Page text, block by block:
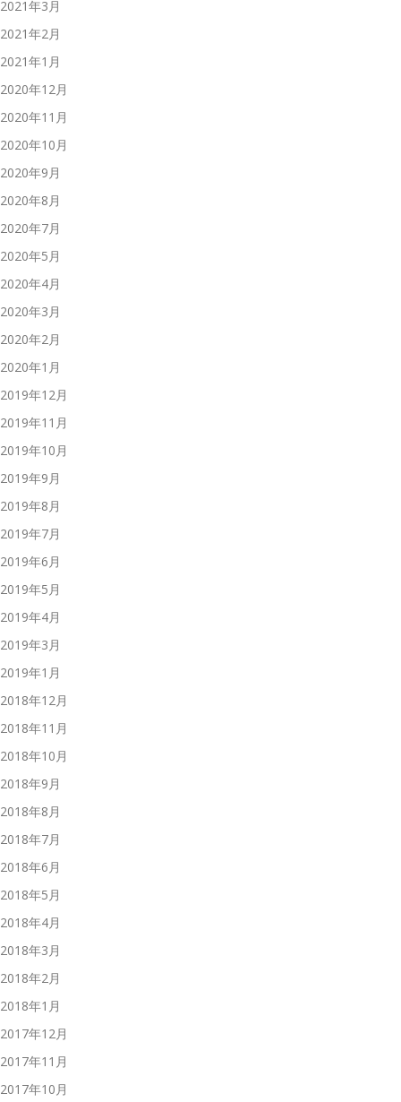
2021年3月
2021年2月
2021年1月
2020年12月
2020年11月
2020年10月
2020年9月
2020年8月
2020年7月
2020年5月
2020年4月
2020年3月
2020年2月
2020年1月
2019年12月
2019年11月
2019年10月
2019年9月
2019年8月
2019年7月
2019年6月
2019年5月
2019年4月
2019年3月
2019年1月
2018年12月
2018年11月
2018年10月
2018年9月
2018年8月
2018年7月
2018年6月
2018年5月
2018年4月
2018年3月
2018年2月
2018年1月
2017年12月
2017年11月
2017年10月